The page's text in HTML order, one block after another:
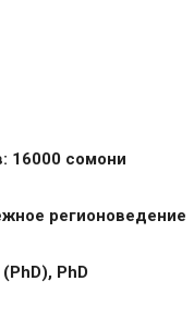
16000 сомони
регионоведение
PhD